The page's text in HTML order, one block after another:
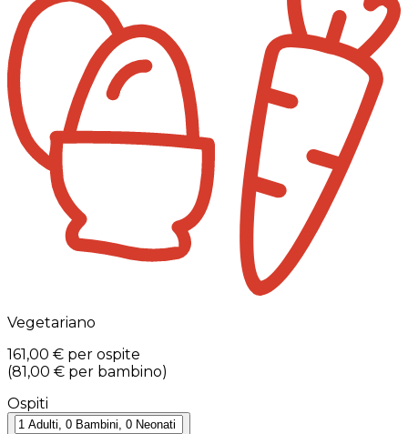
Vegetariano
161,00 € per ospite
(81,00 € per bambino)
Ospiti